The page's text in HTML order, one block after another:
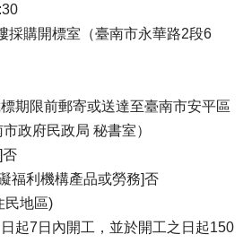
採購開標室（臺南市永華路2段6
期限前郵寄或送達至臺南市安平區
政府民政局 秘書室）
否
福利機構產品或勞務]否
民地區)
起7日內開工，並於開工之日起150